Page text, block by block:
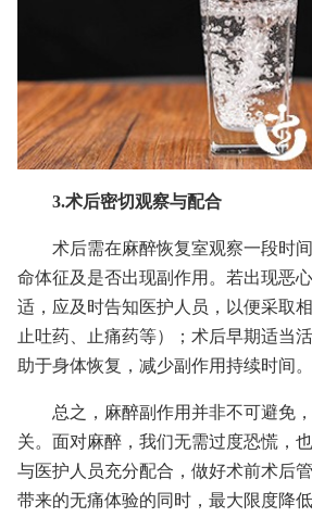
3.术后密切观察与配合
术后需在麻醉恢复室观察一段时
命体征及是否出现副作用。若出现恶
适，应及时告知医护人员，以便采取
止吐药、止痛药等）；术后早期适当
助于身体恢复，减少副作用持续时间。
总之，麻醉副作用并非不可避免
关。面对麻醉，我们无需过度恐慌，
与医护人员充分配合，做好术前术后
带来的无痛体验的同时，最大限度降